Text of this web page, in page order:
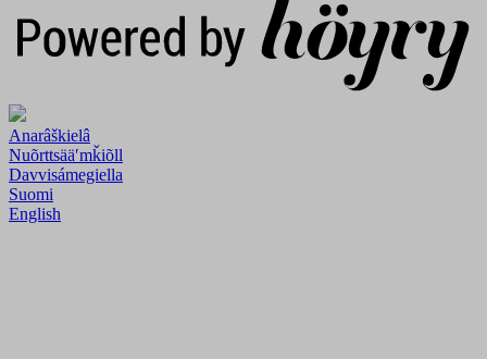
Anarâškielâ
Nuõrttsääʹmǩiõll
Davvisámegiella
Suomi
English